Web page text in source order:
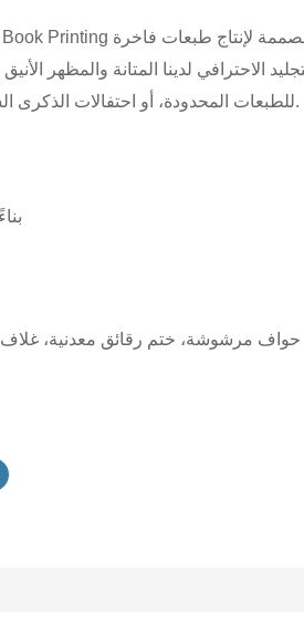
الاحترافي لدينا المتانة والمظهر الأنيق
للطبعات المحدودة، أو احتفالات الذكرى السنوية، أو الإصدارات الحصرية.
حواف مرشوشة، ختم رقائق معدنية، غلاف